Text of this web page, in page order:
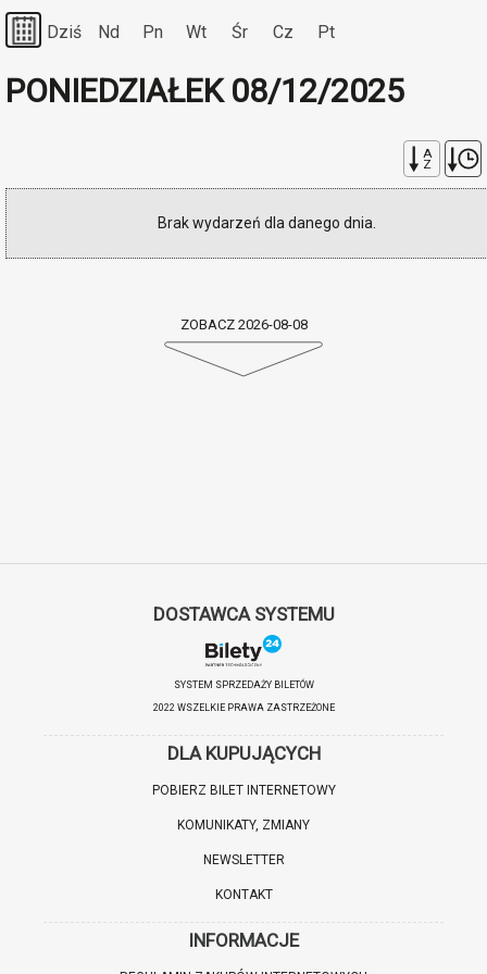
Dziś Nd Pn Wt Śr Cz Pt
PONIEDZIAŁEK 08/12/2025
A
Z
Brak wydarzeń dla danego dnia.
ZOBACZ 2026-08-08
DOSTAWCA SYSTEMU
SYSTEM SPRZEDAŻY BILETÓW
2022 WSZELKIE PRAWA ZASTRZEŻONE
DLA KUPUJĄCYCH
POBIERZ BILET INTERNETOWY
KOMUNIKATY, ZMIANY
NEWSLETTER
KONTAKT
INFORMACJE